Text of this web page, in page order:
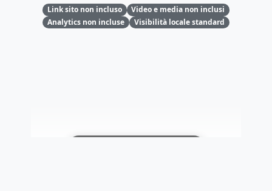
Link sito non incluso
Video e media non inclusi
Analytics non incluse
Visibilità locale standard